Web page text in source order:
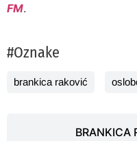
FM.
#Oznake
brankica raković
BRANKICA